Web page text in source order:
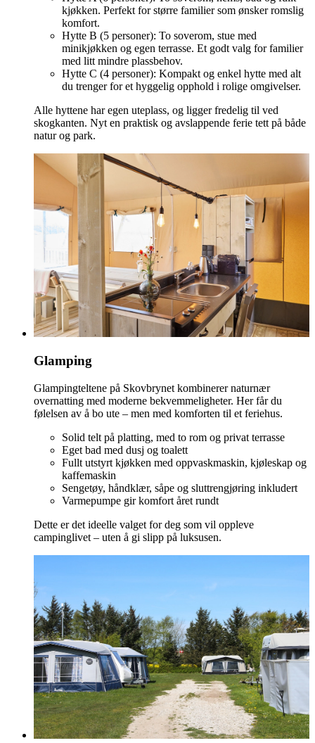
kjøkken. Perfekt for større familier som ønsker romslig
komfort.
Hytte B (5 personer): To soverom, stue med
minikjøkken og egen terrasse. Et godt valg for familier
med litt mindre plassbehov.
Hytte C (4 personer): Kompakt og enkel hytte med alt
du trenger for et hyggelig opphold i rolige omgivelser.
Alle hyttene har egen uteplass, og ligger fredelig til ved
skogkanten. Nyt en praktisk og avslappende ferie tett på både
natur og park.
Glamping
Glampingteltene på Skovbrynet kombinerer naturnær
overnatting med moderne bekvemmeligheter. Her får du
følelsen av å bo ute – men med komforten til et feriehus.
Solid telt på platting, med to rom og privat terrasse
Eget bad med dusj og toalett
Fullt utstyrt kjøkken med oppvaskmaskin, kjøleskap og
kaffemaskin
Sengetøy, håndklær, såpe og sluttrengjøring inkludert
Varmepumpe gir komfort året rundt
Dette er det ideelle valget for deg som vil oppleve
campinglivet – uten å gi slipp på luksusen.